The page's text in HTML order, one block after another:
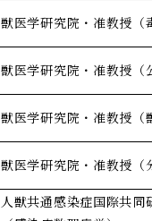
獣医学研究院・准教授（
獣医学研究院・准教授（
獣医学研究院・准教授（
獣医学研究院・准教授（
人獣共通感染症国際共同